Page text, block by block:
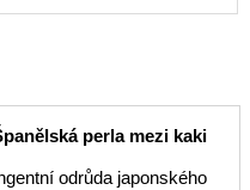
perla mezi kaki
odrůda japonského